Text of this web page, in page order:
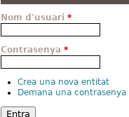
Nom d'usuari *
Contrasenya *
Crea una nova entitat
Demana una contrasenya